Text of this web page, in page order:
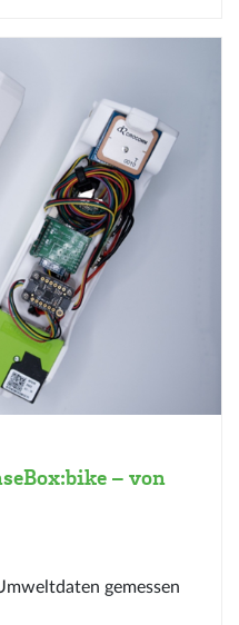
– von
gemessen